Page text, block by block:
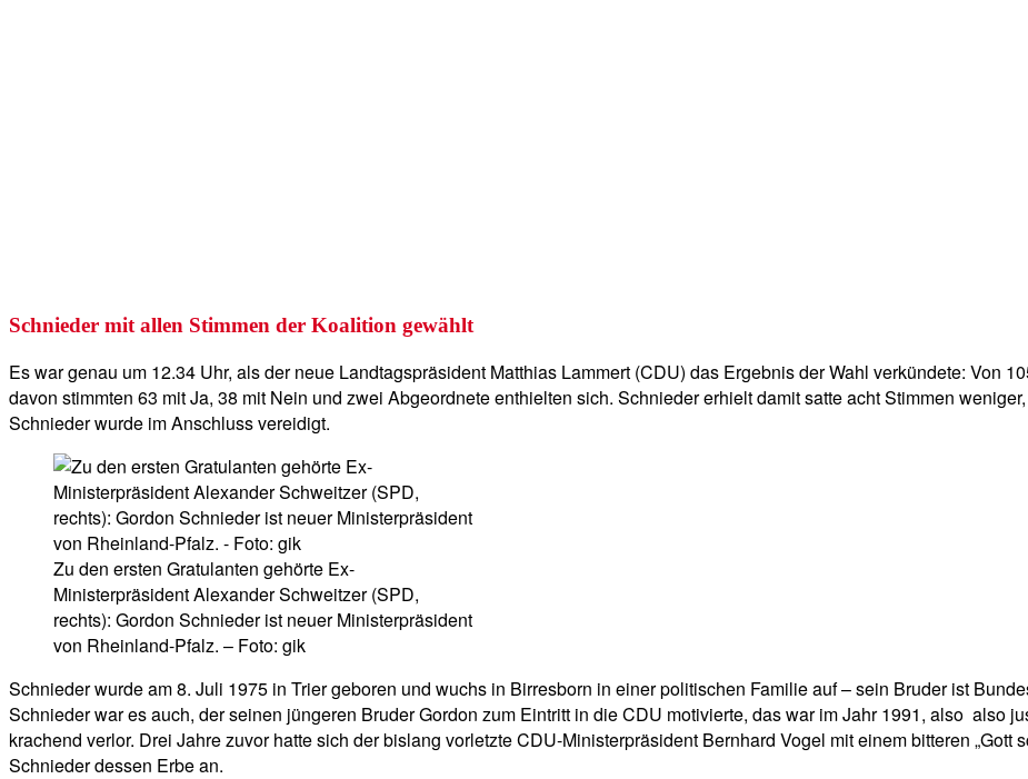
Schnieder mit allen Stimmen der Koalition gewählt
Es war genau um 12.34 Uhr, als der neue Landtagspräsident Matthias Lammert (CDU) das Ergebnis der Wahl verkündete: Von
davon stimmten 63 mit Ja, 38 mit Nein und zwei Abgeordnete enthielten sich. Schnieder erhielt damit satte acht Stimmen
Schnieder wurde im Anschluss vereidigt.
Zu den ersten Gratulanten gehörte Ex-
Ministerpräsident Alexander Schweitzer (SPD,
rechts): Gordon Schnieder ist neuer Ministerpräsident
von Rheinland-Pfalz. – Foto: gik
Schnieder wurde am 8. Juli 1975 in Trier geboren und wuchs in Birresborn in einer politischen Familie auf – sein Bruder ist
Schnieder war es auch, der seinen jüngeren Bruder Gordon zum Eintritt in die CDU motivierte, das war im Jahr 1991, also also
krachend verlor. Drei Jahre zuvor hatte sich der bislang vorletzte CDU-Ministerpräsident Bernhard Vogel mit einem bitteren „Gott
Schnieder dessen Erbe an.